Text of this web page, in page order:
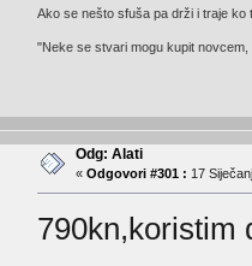
Ako se nešto sfuša pa drži i traje
"Neke se stvari mogu kupit
Odg: Alati
« Odgovori #301 : 17
790kn,koristim